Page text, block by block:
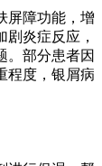
屏障功能，增
炎症反应，
。部分患者因
程度，银屑病